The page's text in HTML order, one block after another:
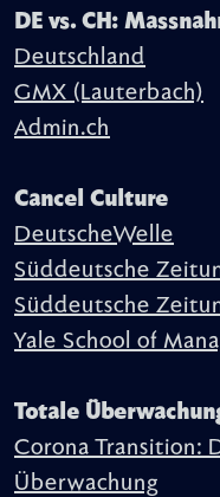
DE vs. CH:
Deutschland
GMX (Lauterbach)
Admin.ch
Cancel Culture
DeutscheWelle
Süddeutsche
Süddeutsche
Yale School of
Totale
Corona Transition:
Überwachung